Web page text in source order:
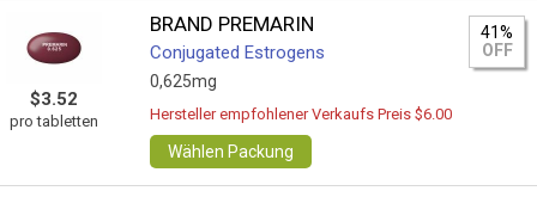
$3.52
pro tabletten
BRAND PREMARIN
Conjugated Estrogens
0,625mg
41%
OFF
Hersteller empfohlener Verkaufs Preis $6.00
Wählen Packung